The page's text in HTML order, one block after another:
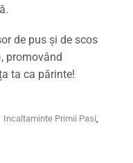
de pus și de scos
promovând
ta ca părinte!
Incaltaminte Primii Pasi,